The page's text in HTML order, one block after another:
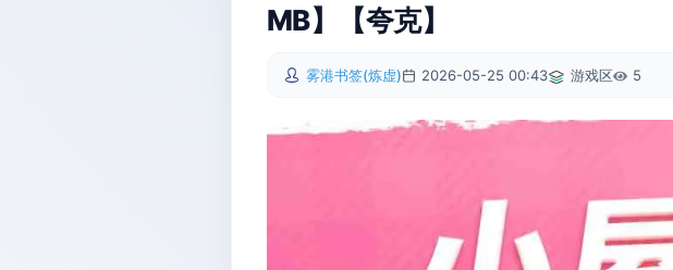
MB】【夸克】
雾港书签(炼虚) 2026-05-25 00:43 游戏区 5